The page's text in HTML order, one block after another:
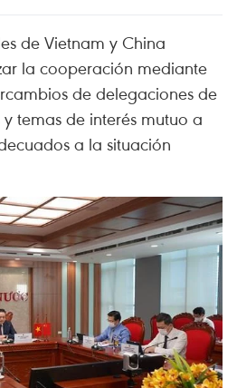
de Vietnam y China
la cooperación mediante
de delegaciones de
temas de interés mutuo a
a la situación